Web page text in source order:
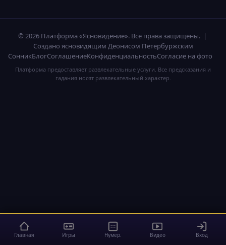
© 2026 Платформа «Ясновидение». Все права защищены. |
Создано ясновидящим Деонисом Петербуржским
СонникБлогСоглашениеКонфиденциальностьСогласие на фото
Платформа предоставляет развлекательные услуги. Все предсказания и
гадания носят развлекательный характер.
Главная Игры Нумер. Видео Вход